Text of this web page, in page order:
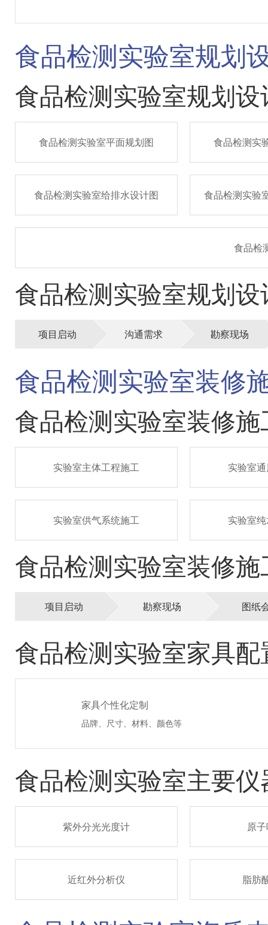
食品检测实验室规划
食品检测实验室规划
食品检测实验室平面规划图 食品检测实
食品检测实验室给排水设计图 食品检测实验
食品检
食品检测实验室规划
项目启动 沟通需求 勘察现场
食品检测实验室装修
食品检测实验室装修
实验室主体工程施工 实验室
实验室供气系统施工 实验室
食品检测实验室装修
项目启动 勘察现场 图纸
食品检测实验室家具配
家具个性化定制
品牌、尺寸、材料、颜色等
食品检测实验室主要
紫外分光光度计 原
近红外分析仪 脂肪